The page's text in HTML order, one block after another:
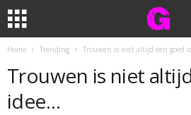
Home Trending Trouwen is niet altijd een goed
Trouwen is niet
idee…